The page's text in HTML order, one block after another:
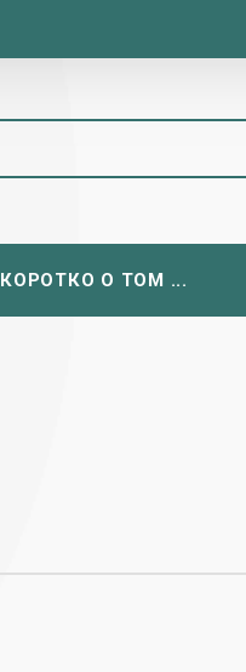
КОРОТКО О ТОМ ...